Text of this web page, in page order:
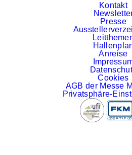
Kontakt
Presse
Anreise
Cookies
AGB der Messe
Privatsphäre-